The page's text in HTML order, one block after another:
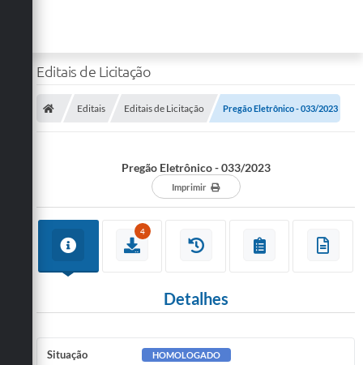
Editais de Licitação
Editais Editais de Licitação Pregão Eletrônico - 033/2023
Pregão Eletrônico - 033/2023
Imprimir
4
Detalhes
Situação HOMOLOGADO